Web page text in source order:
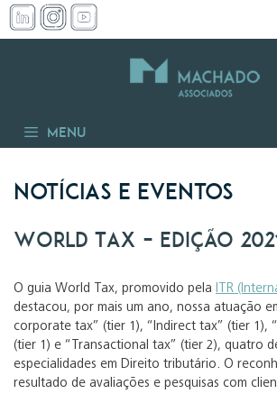
Pular
para
Menu
Notícias e Eventos
World Tax – Edição
O guia World Tax, promovido pela ITR
destacou, por mais um ano, nossa atuação
corporate tax” (tier 1), “Indirect tax” (tier 1),
(tier 1) e “Transactional tax” (tier 2), quatro
especialidades em Direito tributário. O
resultado de avaliações e pesquisas com